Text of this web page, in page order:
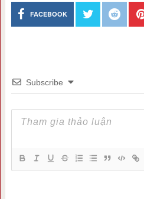
FACEBOOK
Subscribe